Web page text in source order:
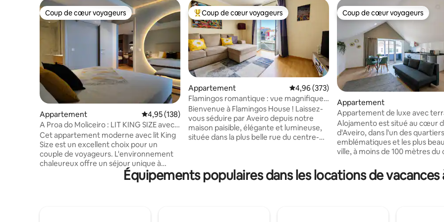
Coup de cœur voyageurs
Coup de cœur voyageurs
Appartement Évaluation moyenne sur la base de 138 commentaires : 4,95 sur 5
4,95 (138)
A Proa do Moliceiro : LIT KING SIZE avec
miroir mural
Cet appartement moderne avec lit King
Size est un excellent choix pour un
couple de voyageurs. L'environnement
chaleureux offre un séjour unique à
proximité du centre privilégié d'Aveiro.
Cet appartement fait partie d'un
Coups de cœur voyageurs les plus appréciés
Coup de cœur voyageurs
Appartement Évaluation moyenne sur la base de 373
4,96 (373)
Flamingos romantique : vue magnifique
sur le canal
Bienvenue à Flamingos House ! Laissez-
vous séduire par Aveiro depuis notre
maison paisible, élégante et lumineuse,
située dans la plus belle rue du centre-
voyage inoubliable à travers la ville ! « Le
meilleur emplacement possible pour
Coup de cœur voyageurs
Coup de cœur voyageurs
Appartement
Appartement de luxe avec
balcon - Centre
Alojamento est situé au cœur
d'Aveiro, dans l'un des
emblématiques et les plus
ville, à moins de 100 mètres du
poissons et de toute la zone de
restauration. Il est idéal pour ceux qui
connexion Wi-Fi gratuite, la
Équipements populaires dans les locations de